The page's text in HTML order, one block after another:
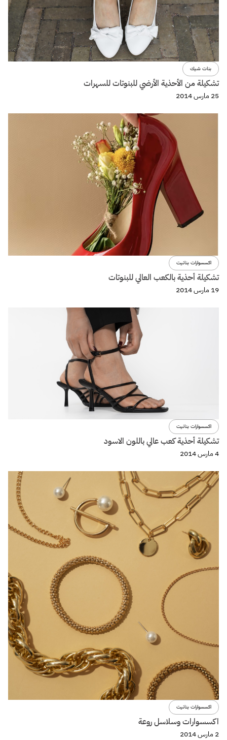
بنات شيك
تشكيلة من الأحذية الأرضي للبنوتات للسهرات
25 مارس 2014
اكسسوارات بنانيت
تشكيلة أحذية بالكعب العالي للبنوتات
19 مارس 2014
اكسسوارات بنانيت
تشكيلة أحذية كعب عالي باللون الاسود
4 مارس 2014
اكسسوارات بنانيت
اكسسوارات وسلاسل روعة
2 مارس 2014